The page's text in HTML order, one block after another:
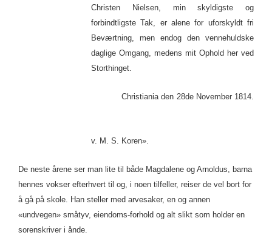
Christen Nielsen, min skyldigste og
forbindtligste Tak, er alene for uforskyldt fri
Beværtning, men endog den vennehuldske
daglige Omgang, medens mit Ophold her ved
Storthinget.
Christiania den 28de November 1814.
v. M. S. Koren».
De neste årene ser man lite til både Magdalene og Arnoldus, barna
hennes vokser efterhvert til og, i noen tilfeller, reiser de vel bort for
å gå på skole. Han steller med arvesaker, en og annen
«undvegen» småtyv, eiendoms-forhold og alt slikt som holder en
sorenskriver i ånde.